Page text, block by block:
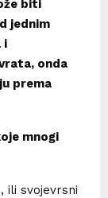
biti
jednim
i
onda
prema
mnogi
ili svojevrsni